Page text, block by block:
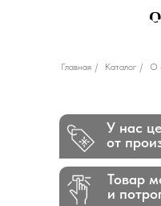
Главная / Каталог / О
Товар
и
У нас
от